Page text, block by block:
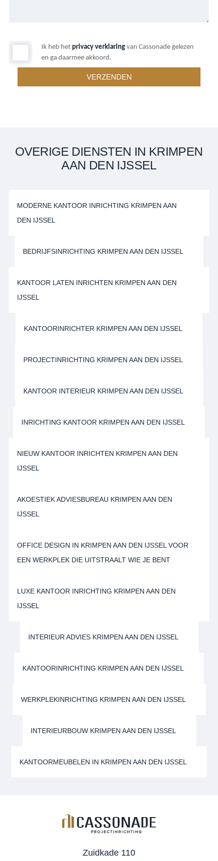
Ik heb het privacy verklaring van Cassonade gelezen
en ga daarmee akkoord.
OVERIGE DIENSTEN IN KRIMPEN
AAN DEN IJSSEL
MODERNE KANTOOR INRICHTING KRIMPEN AAN
DEN IJSSEL
BEDRIJFSINRICHTING KRIMPEN AAN DEN IJSSEL
KANTOOR LATEN INRICHTEN KRIMPEN AAN DEN
IJSSEL
KANTOORINRICHTER KRIMPEN AAN DEN IJSSEL
PROJECTINRICHTING KRIMPEN AAN DEN IJSSEL
KANTOOR INTERIEUR KRIMPEN AAN DEN IJSSEL
INRICHTING KANTOOR KRIMPEN AAN DEN IJSSEL
NIEUW KANTOOR INRICHTEN KRIMPEN AAN DEN
IJSSEL
AKOESTIEK ADVIESBUREAU KRIMPEN AAN DEN
IJSSEL
OFFICE DESIGN IN KRIMPEN AAN DEN IJSSEL VOOR
EEN WERKPLEK DIE UITSTRAALT WIE JE BENT
LUXE KANTOOR INRICHTING KRIMPEN AAN DEN
IJSSEL
INTERIEUR ADVIES KRIMPEN AAN DEN IJSSEL
KANTOORINRICHTING KRIMPEN AAN DEN IJSSEL
WERKPLEKINRICHTING KRIMPEN AAN DEN IJSSEL
INTERIEURBOUW KRIMPEN AAN DEN IJSSEL
KANTOORMEUBELEN IN KRIMPEN AAN DEN IJSSEL
Zuidkade 110